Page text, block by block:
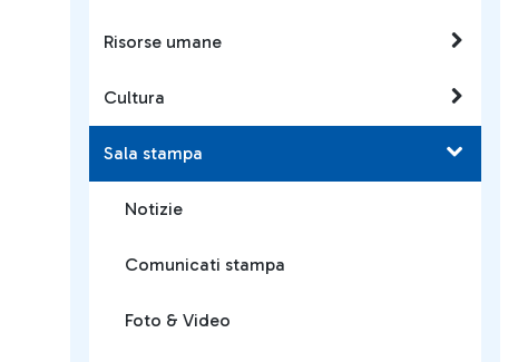
Risorse umane
Cultura
Sala stampa
Notizie
Comunicati stampa
Foto & Video